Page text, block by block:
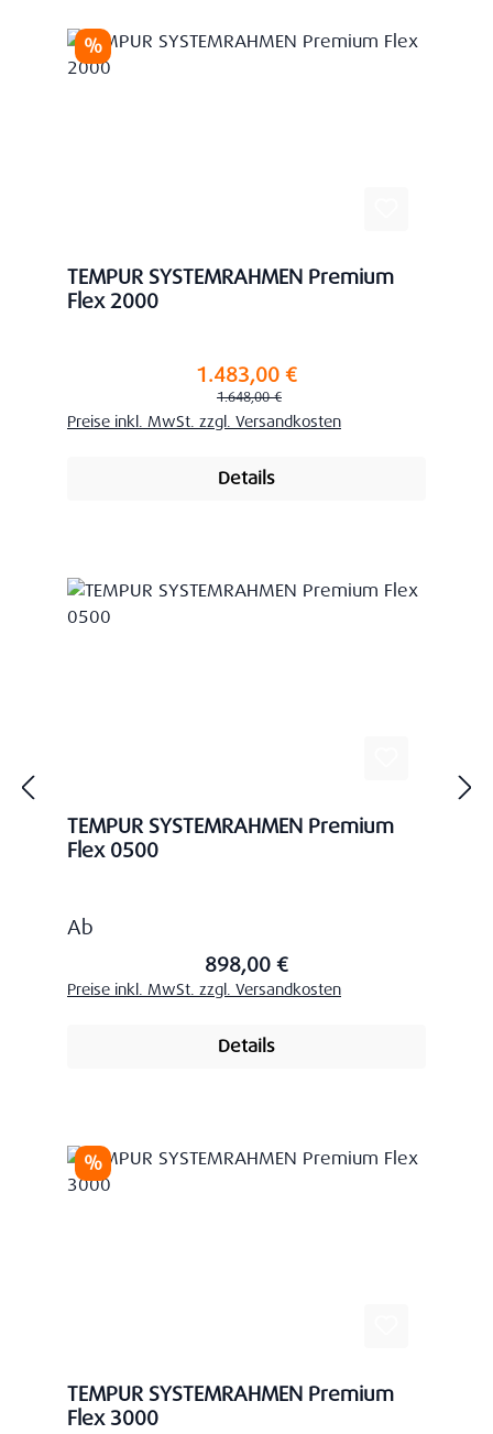
Rabatt
%
TEMPUR SYSTEMRAHMEN Premium
Flex 2000
Verkaufspreis:1.483,00 €
Regulärer Preis:
1.648,00 €
Preise inkl. MwSt. zzgl. Versandkosten
Details
TEMPUR SYSTEMRAHMEN Premium
Flex 0500
Regulärer Preis:
Ab
898,00 €
Preise inkl. MwSt. zzgl. Versandkosten
Details
Rabatt
%
TEMPUR SYSTEMRAHMEN Premium
Flex 3000